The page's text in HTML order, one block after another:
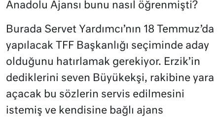
Anadolu Ajansı bunu nasıl öğrenmişti?
Burada Servet Yardımcı’nın 18 Temmuz’da
yapılacak TFF Başkanlığı seçiminde aday
olduğunu hatırlamak gerekiyor. Erzik’in
dediklerini seven Büyükekşi, rakibine yara
açacak bu sözlerin servis edilmesini
istemiş ve kendisine bağlı ajans